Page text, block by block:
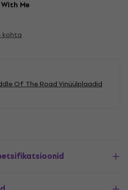
Me
kohta
Of The Road Vinüülplaadid